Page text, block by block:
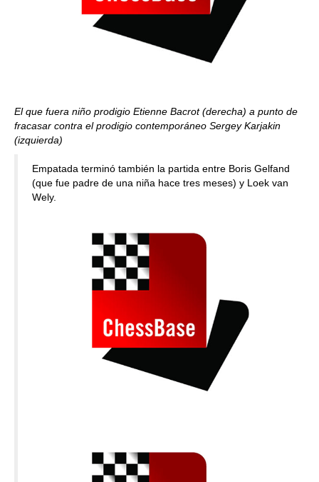
El que fuera niño prodigio Etienne Bacrot (derecha) a punto de
fracasar contra el prodigio contemporáneo Sergey Karjakin
(izquierda)
Empatada terminó también la partida entre Boris Gelfand
(que fue padre de una niña hace tres meses) y Loek van
Wely.